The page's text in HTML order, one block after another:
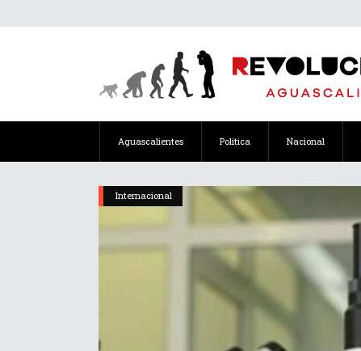
Aguascalientes Política Nacional
Internacional